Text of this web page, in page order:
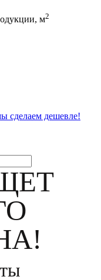
м2
сделаем дешевле!